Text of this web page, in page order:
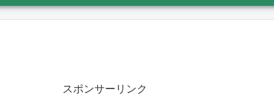
スポンサーリンク